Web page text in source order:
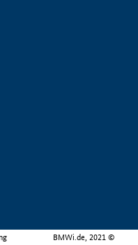
BMWi.de, 2021 ©